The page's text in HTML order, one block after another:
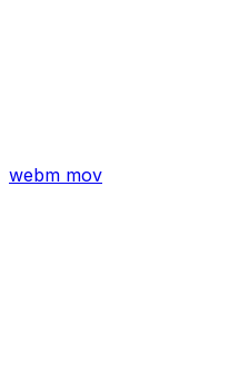
webm mov